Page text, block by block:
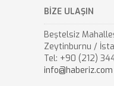
BİZE ULAŞIN
Beştelsiz
Zeytinburnu /
Tel: +90 (212)
info@haberiz.com